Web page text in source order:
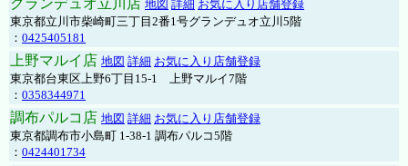
グランデュオ立川店 地図 詳細 お気に入り店舗登録
東京都立川市柴崎町三丁目2番1号グランデュオ立川5階
： 0425405181
上野マルイ店 地図 詳細 お気に入り店舗登録
東京都台東区上野6丁目15-1 上野マルイ7階
： 0358344971
調布パルコ店 地図 詳細 お気に入り店舗登録
東京都調布市小島町 1-38-1 調布パルコ5階
： 0424401734